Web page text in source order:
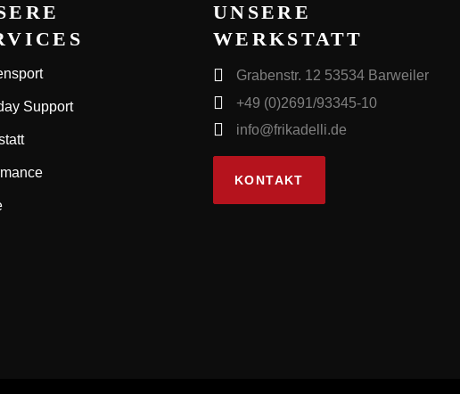
Support
UNSERE
WERKSTATT
Grabenstr. 12 53534 Barweiler
+49 (0)2691/93345-10
info@frikadelli.de
KONTAKT